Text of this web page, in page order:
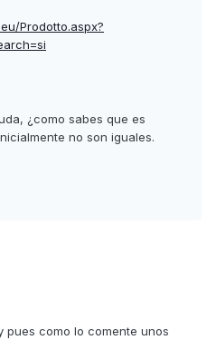
Prodotto.aspx?
¿como sabes que es
no son iguales.
pues como lo comente unos